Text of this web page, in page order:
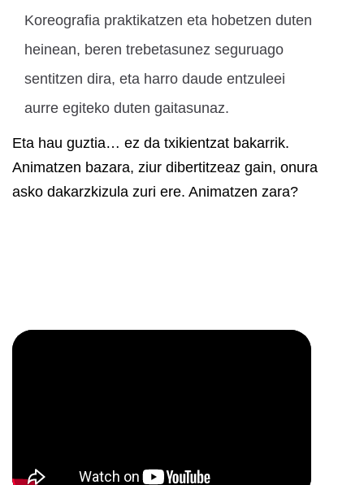
Koreografia praktikatzen eta hobetzen duten
heinean, beren trebetasunez seguruago
sentitzen dira, eta harro daude entzuleei
aurre egiteko duten gaitasunaz.
Eta hau guztia… ez da txikientzat bakarrik.
Animatzen bazara, ziur dibertitzeaz gain, onura
asko dakarzkizula zuri ere. Animatzen zara?